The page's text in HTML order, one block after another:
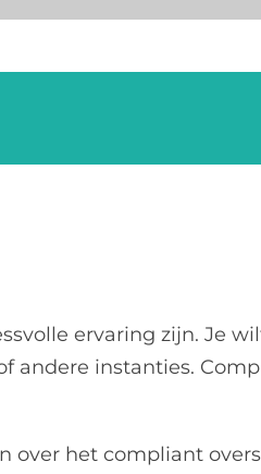
ervaring zijn. Je
instanties.
het compliant